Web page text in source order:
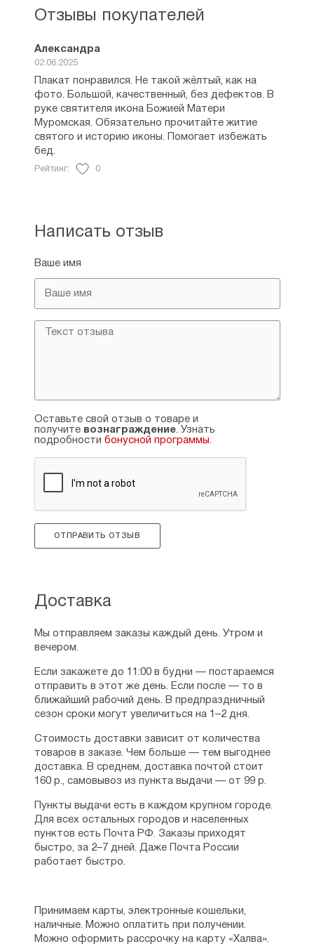
Написать отзыв
Ваше имя
Оставьте свой отзыв о товаре и
получите вознаграждение. Узнать
подробности бонусной программы.
ОТПРАВИТЬ ОТЗЫВ
Отзывы покупателей
Александра
02.06.2025
Плакат понравился. Не такой жёлтый, как на
фото. Большой, качественный, без дефектов. В
руке святителя икона Божией Матери
Муромская. Обязательно прочитайте житие
святого и историю иконы. Помогает избежать
бед.
Рейтинг: 0
Доставка
Мы отправляем заказы каждый день. Утром и
вечером.
Если закажете до 11:00 в будни — постараемся
отправить в этот же день. Если после — то в
ближайший рабочий день. В предпраздничный
сезон сроки могут увеличиться на 1–2 дня.
Стоимость доставки зависит от количества
товаров в заказе. Чем больше — тем выгоднее
доставка. В среднем, доставка почтой стоит
160 р., самовывоз из пункта выдачи — от 99 р.
Пункты выдачи есть в каждом крупном городе.
Для всех остальных городов и населенных
пунктов есть Почта РФ. Заказы приходят
быстро, за 2–7 дней. Даже Почта России
работает быстро.
Принимаем карты, электронные кошельки,
наличные. Можно оплатить при получении.
Можно оформить рассрочку на карту «Халва».